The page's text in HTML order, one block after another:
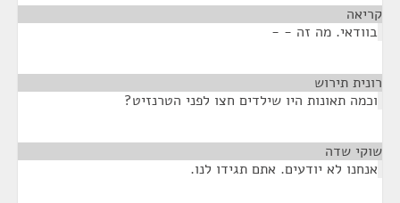
קריאה
בוודאי. מה זה - -
רונית תירוש
וכמה תאונות היו שילדים חצו לפני הטרנזיט?
שוקי שדה
אנחנו לא יודעים. אתם תגידו לנו.